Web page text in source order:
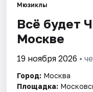
Мюзиклы
Всё будет
Москве
19 ноября 2026 •
Город: Москва
Площадка: